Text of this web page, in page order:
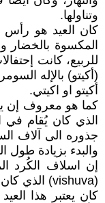
وتناولها.
كان العيد هو رأس
المكسوة بالخضار
للربيع، كانت
أكيتو او اكيتي.
الذي كان يُقام
والبدء بزيادة طول
إن اسلاف الكُرد
(vishuva) الذي كان شائعاً في معظم الثقافات في العالم القديم.